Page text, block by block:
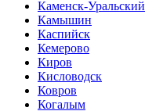
Каменск-Уральский
Камышин
Каспийск
Кемерово
Киров
Кисловодск
Ковров
Когалым